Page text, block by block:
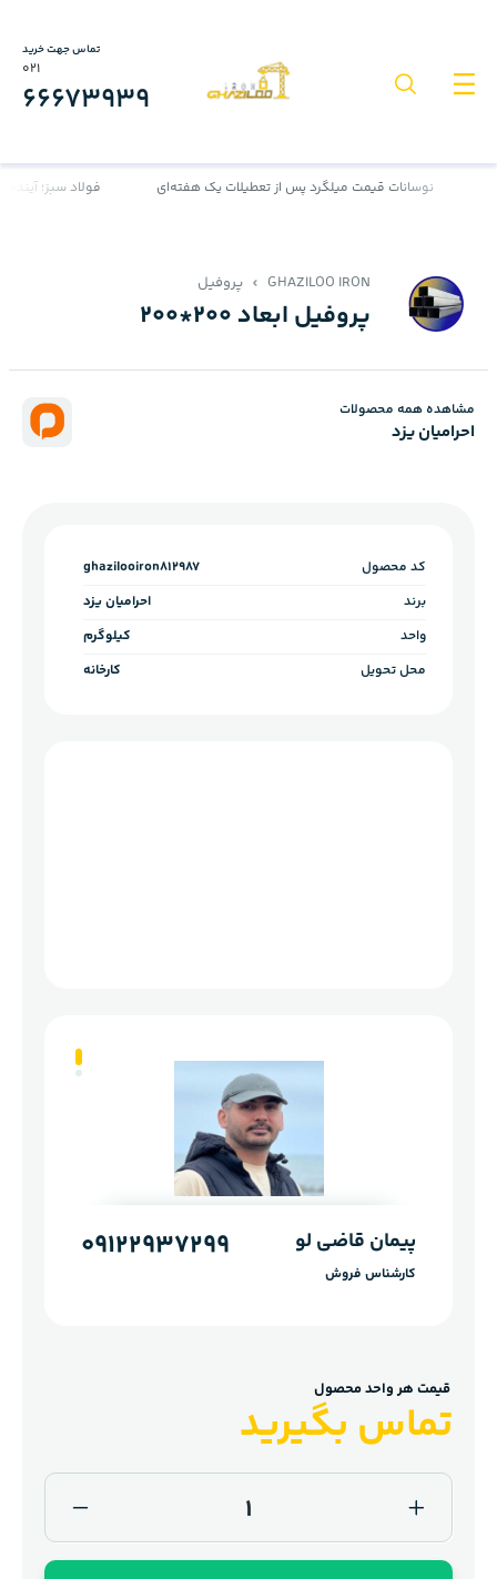
تماس جهت خرید
021
66673939
نوسانات قیمت میلگرد پس از تعطیلات یک هفته‌ای فولاد سبز؛
GHAZILOO IRON پروفیل
پروفیل ابعاد 200*200
مشاهده همه محصولات
احرامیان یزد
کد محصول
ghazilooiron812987
برند
احرامیان یزد
واحد
کیلوگرم
محل تحویل
کارخانه
پیمان قاضی لو 09122937299
کارشناس فروش
بهرام قاضی لو 09121232583
کارشناس فروش
قیمت هر واحد محصول
تماس بگیرید